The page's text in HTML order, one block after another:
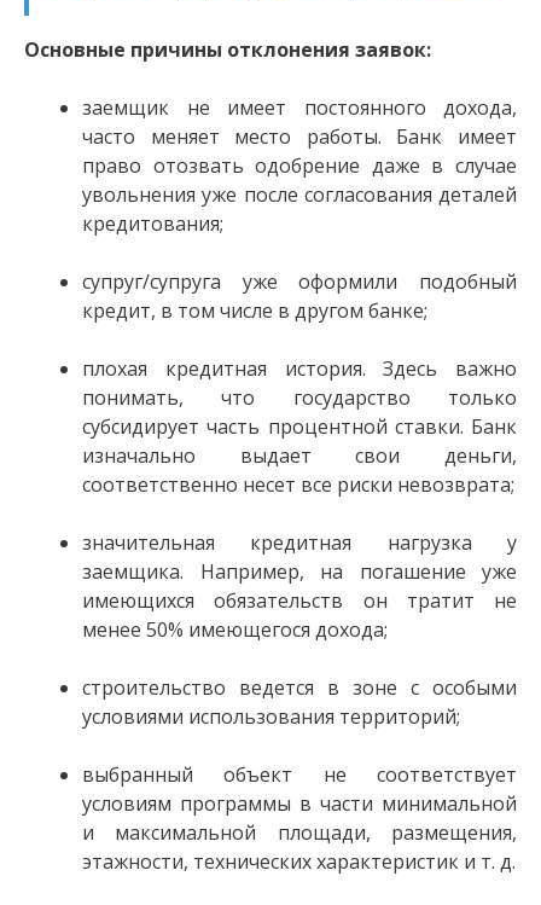
Основные причины отклонения заявок:
заемщик не имеет постоянного дохода,
часто меняет место работы. Банк имеет
право отозвать одобрение даже в случае
увольнения уже после согласования деталей
кредитования;
супруг/супруга уже оформили подобный
кредит, в том числе в другом банке;
плохая кредитная история. Здесь важно
понимать, что государство только
субсидирует часть процентной ставки. Банк
изначально выдает свои деньги,
соответственно несет все риски невозврата;
значительная кредитная нагрузка у
заемщика. Например, на погашение уже
имеющихся обязательств он тратит не
менее 50% имеющегося дохода;
строительство ведется в зоне с особыми
условиями использования территорий;
выбранный объект не соответствует
условиям программы в части минимальной
и максимальной площади, размещения,
этажности, технических характеристик и т. д.